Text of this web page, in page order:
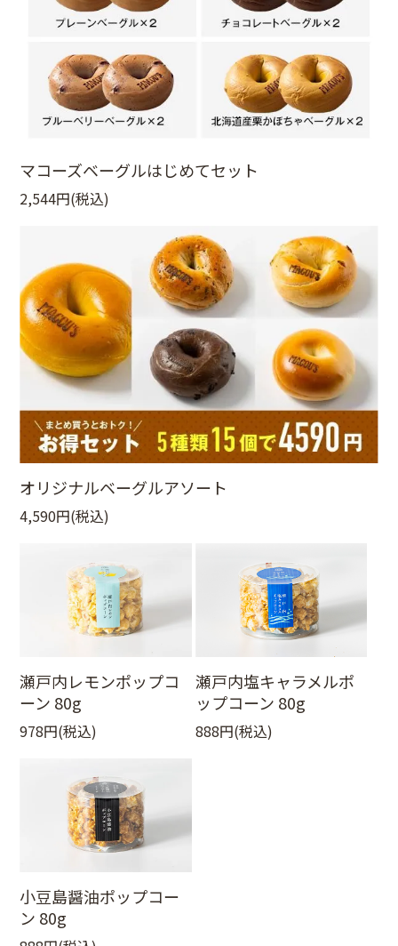
マコーズベーグルはじめてセット
2,544円(税込)
オリジナルベーグルアソート
4,590円(税込)
瀬戸内レモンポップコ
ーン 80g
978円(税込)
瀬戸内塩キャラメルポ
ップコーン 80g
888円(税込)
小豆島醤油ポップコー
ン 80g